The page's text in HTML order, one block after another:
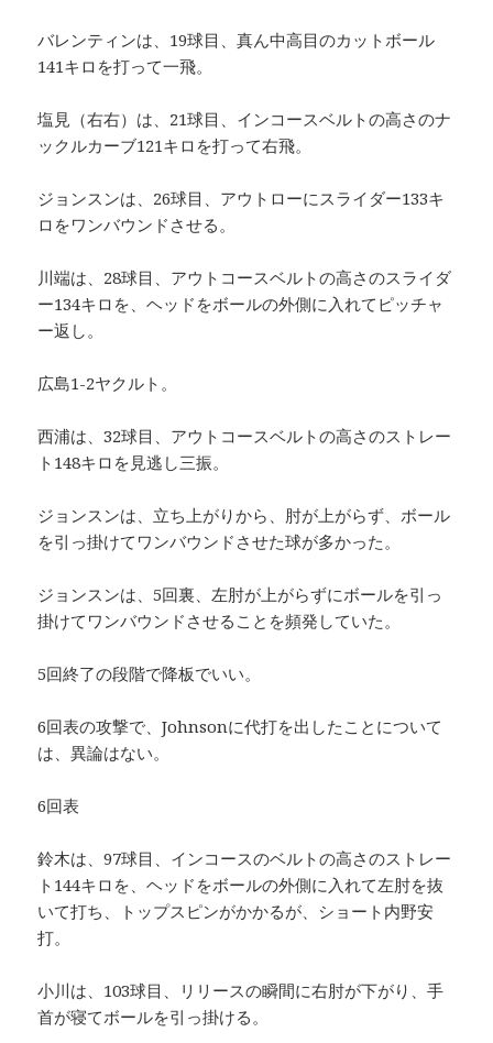
バレンティンは、19球目、真ん中高目のカットボール
141キロを打って一飛。
塩見（右右）は、21球目、インコースベルトの高さのナ
ックルカーブ121キロを打って右飛。
ジョンスンは、26球目、アウトローにスライダー133キ
ロをワンバウンドさせる。
川端は、28球目、アウトコースベルトの高さのスライダ
ー134キロを、ヘッドをボールの外側に入れてピッチャ
ー返し。
広島1-2ヤクルト。
西浦は、32球目、アウトコースベルトの高さのストレー
ト148キロを見逃し三振。
ジョンスンは、立ち上がりから、肘が上がらず、ボール
を引っ掛けてワンバウンドさせた球が多かった。
ジョンスンは、5回裏、左肘が上がらずにボールを引っ
掛けてワンバウンドさせることを頻発していた。
5回終了の段階で降板でいい。
6回表の攻撃で、Johnsonに代打を出したことについて
は、異論はない。
6回表
鈴木は、97球目、インコースのベルトの高さのストレー
ト144キロを、ヘッドをボールの外側に入れて左肘を抜
いて打ち、トップスピンがかかるが、ショート内野安
打。
小川は、103球目、リリースの瞬間に右肘が下がり、手
首が寝てボールを引っ掛ける。